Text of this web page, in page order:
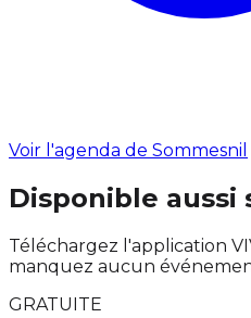
Voir l'agenda de Sommesnil
Disponible aussi
Téléchargez l'application
manquez aucun
GRATUITE